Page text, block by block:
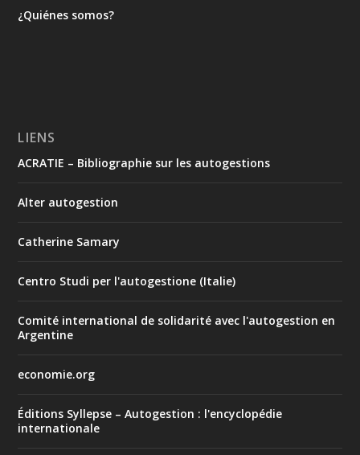
¿Quiénes somos?
LIENS
ACRATIE – Bibliographie sur les autogestions
Alter autogestion
Catherine Samary
Centro Studi per l'autogestione (Italie)
Comité international de solidarité avec l'autogestion en
Argentine
economie.org
Éditions Syllepse – Autogestion : l'encyclopédie
internationale